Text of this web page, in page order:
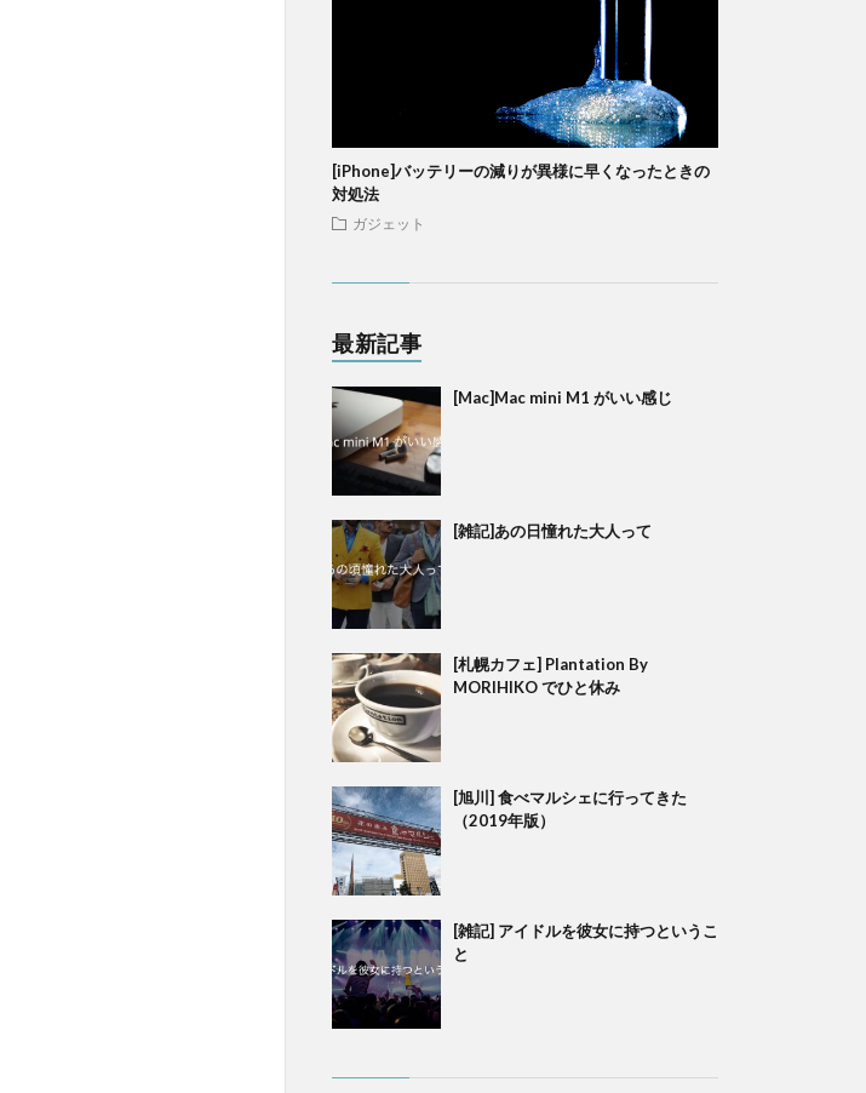
[iPhone]バッテリーの減りが異様に早くなったときの
対処法
ガジェット
最新記事
[Mac]Mac mini M1 がいい感じ
[雑記]あの日憧れた大人って
[札幌カフェ] Plantation By
MORIHIKO でひと休み
[旭川] 食べマルシェに行ってきた
（2019年版）
[雑記] アイドルを彼女に持つというこ
と